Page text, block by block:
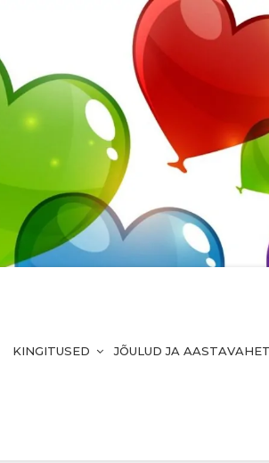
KINGITUSED JÕULUD JA